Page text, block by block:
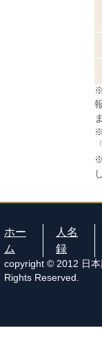
ホー
ム
人名
録
copyright © 2012 日本
Rights Reserved.